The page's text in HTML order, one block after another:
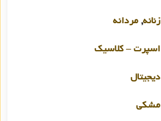
زنانه, مردانه
اسپرت – کلاسیک
دیجیتال
مشکی